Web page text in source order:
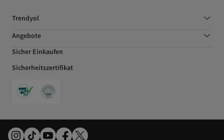
Trendyol
Angebote
Sicher Einkaufen
Sicherheitszertifikat